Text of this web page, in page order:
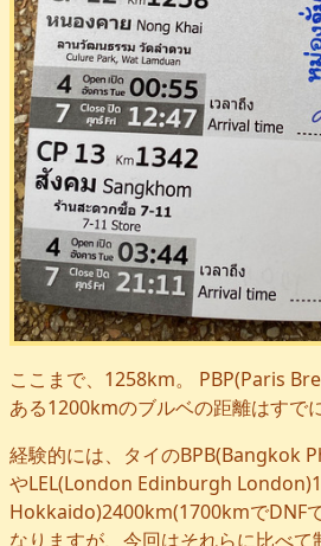
ここまで、1258km。 PBP(Paris
ある1200kmのブルベの距離はすで
経験的には、タイのBPB(Bangkok
やLEL(London Edinburgh
Hokkaido)2400km(1700kmでDNF
なりますが、今回はそれらに比べ